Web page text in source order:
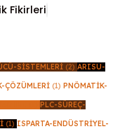
Fikirleri
SISTEMLERI (2) ARISU-
ÇÖZÜMLERI (1) PNÖMATIK-
PLC-SÜREÇ-
(1) ISPARTA-ENDÜSTRIYEL-